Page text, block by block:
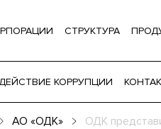
СТРУКТУРА
КОРРУПЦИИ
АО «ОДК» ОДК